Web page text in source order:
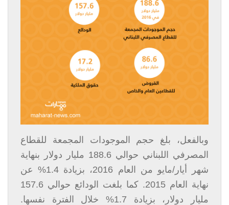
وبالفعل، بلغ حجم الموجودات المجمعة للقطاع
المصرفي اللبناني حوالي 188.6 مليار دولار بنهاية
شهر أيار/مايو من العام 2016، بزيادة 1.4% عن
نهاية العام 2015. كما بلغت الودائع حوالي 157.6
مليار دولار، بزيادة 1.7% خلال الفترة نفسها.